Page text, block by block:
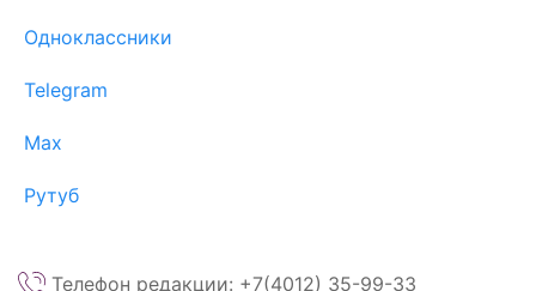
Одноклассники
Telegram
Max
Рутуб
Телефон редакции: +7(4012) 35-99-33